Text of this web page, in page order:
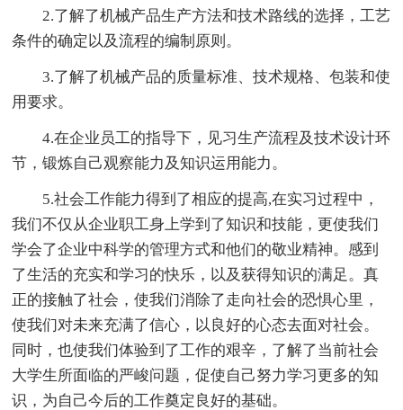
2.了解了机械产品生产方法和技术路线的选择，工艺
条件的确定以及流程的编制原则。
3.了解了机械产品的质量标准、技术规格、包装和使
用要求。
4.在企业员工的指导下，见习生产流程及技术设计环
节，锻炼自己观察能力及知识运用能力。
5.社会工作能力得到了相应的提高,在实习过程中，
我们不仅从企业职工身上学到了知识和技能，更使我们
学会了企业中科学的管理方式和他们的敬业精神。感到
了生活的充实和学习的快乐，以及获得知识的满足。真
正的接触了社会，使我们消除了走向社会的恐惧心里，
使我们对未来充满了信心，以良好的心态去面对社会。
同时，也使我们体验到了工作的艰辛，了解了当前社会
大学生所面临的严峻问题，促使自己努力学习更多的知
识，为自己今后的工作奠定良好的基础。